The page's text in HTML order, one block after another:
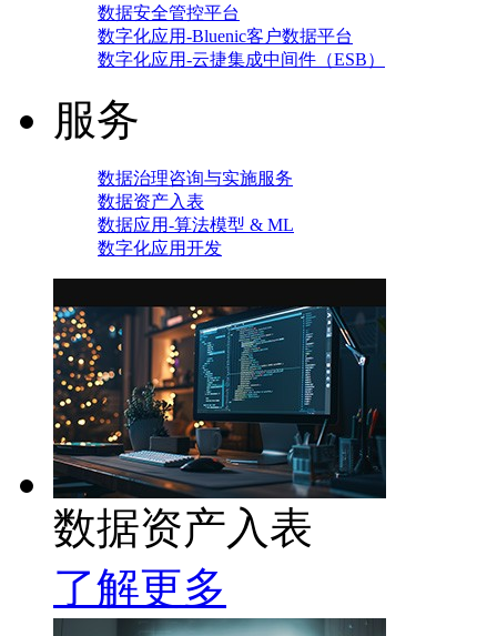
数据安全管控平台
数字化应用-Bluenic客户数据平台
数字化应用-云捷集成中间件（ESB）
服务
数据治理咨询与实施服务
数据资产入表
数据应用-算法模型 & ML
数字化应用开发
数据资产入表
了解更多